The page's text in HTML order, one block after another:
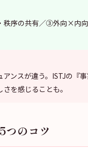
秩序の共有／③外向×内
ンスが違う。ISTJの『
を感じることも。
つのコツ